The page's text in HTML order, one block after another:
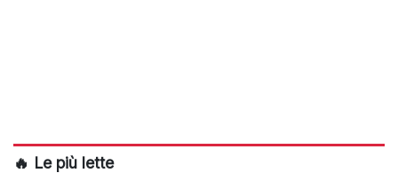
🔥 Le più lette